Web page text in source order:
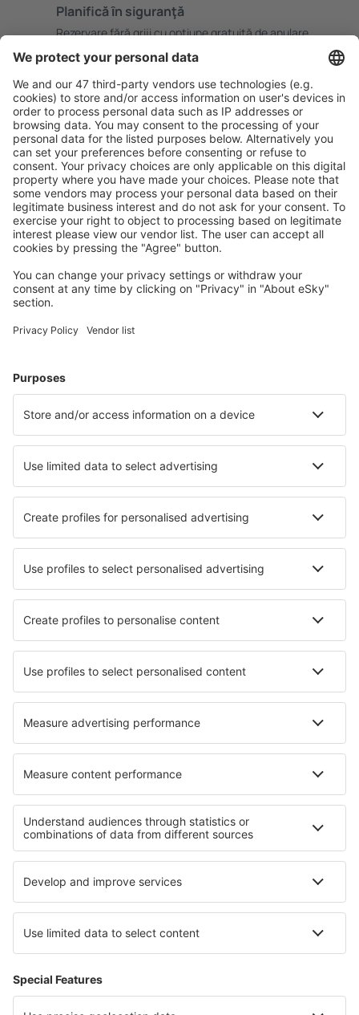
Planifică ȋn siguranţă
Rezervare fără griji cu opțiune gratuită de anulare.
Economiseşte mai mult
Prețuri atractive și oferte speciale pentru utilizatorii
conectați.
Cazarea preferată
Alege din peste 1,3 mil. de opţiuni: hoteluri, cabane,
apartamente și altele.
Cele mai căutate cazări de către utilizatorii eSky
Cazare în Norvegia - Orașe populare
Cazare în Volda
Cazare în Engerdal Cazare în Vennesla
Cele mai bune locuri de cazare - orașe
Cazare El Alcornocal Cazare în Bay Roberts
Cazare în Fernwald Cazare în Larkspur
Cazare în Albaida Cazare în Steinberg
Cazare în Niederhasli Cazare în Ancienne Lorette
Cele mai bune locuri de cazare - regiuni
Cazare in Parcul Național Rago
Cazare in Parcul Național Jotunheimen
Cazare in Parcul Național Sør-Spitsbergen
Cazare in Parcul Național Saltfjellet–Svartisen
Cazare în Parcul Național Cozia
Cazare in Swietokrzyskie Mountains Cazare in Menorca